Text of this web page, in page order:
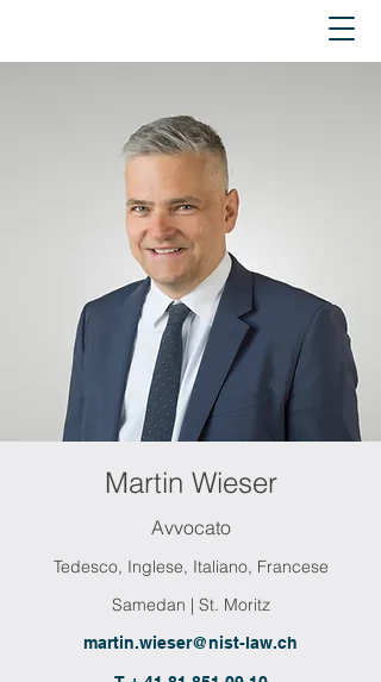
Martin Wieser
Avvocato
Tedesco, Inglese, Italiano, Francese
Samedan | St. Moritz
martin.wieser@nist-law.ch